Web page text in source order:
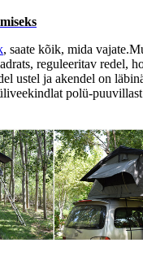
, saate kõik, mida
reguleeritav redel,
ustel ja akendel on
polü-